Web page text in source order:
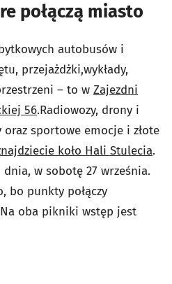
połączą miasto
autobusów i
przejażdżki,wykłady,
– to w Zajezdni
56.Radiowozy, drony i
sportowe emocje i złote
koło Hali Stulecia.
w sobotę 27 września.
bo punkty połączy
oba pikniki wstęp jest